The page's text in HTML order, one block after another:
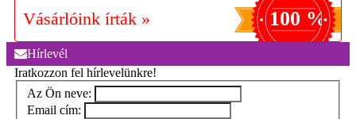
Vásárlóink írták » 100 %
Hírlevél
Iratkozzon fel hírlevelünkre!
Az Ön neve:
Email cím: